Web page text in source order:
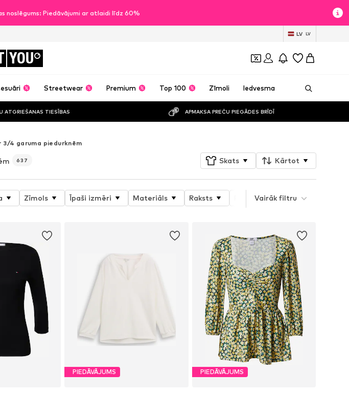
noslēgums: Piedāvājumi ar atlaidi līdz 60%
LV LV
YOU
Streetwear Premium Top 100 Zīmoli Iedvesma
ATGRIEŠANAS TIESĪBAS APMAKSA PREČU PIEGĀDES BRĪDĪ
3/4 garuma piedurknēm
637 Skats Kārtot
Zīmols Īpaši izmēri Materiāls Raksts Produkta īpašības
Vairāk filtru
PIEDĀVĀJUMS PIEDĀVĀJUMS